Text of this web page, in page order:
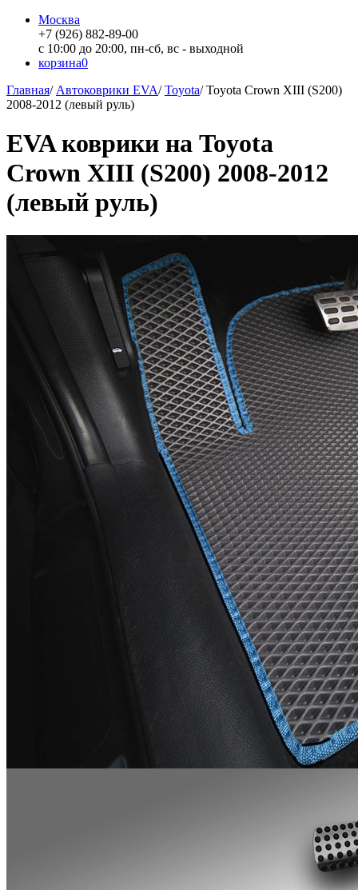
Москва
+7 (926) 882-89-00
с 10:00 до 20:00, пн-сб, вс - выходной
корзина0
Главная/ Автоковрики EVA/Toyota/Toyota Crown XIII (S200)
2008-2012 (левый руль)
EVA коврики на Toyota
Crown XIII (S200) 2008-2012
(левый руль)